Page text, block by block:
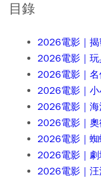
目錄
2026電影｜揭
2026電影｜
2026電影｜
2026電影｜
2026電影｜
2026電影｜
2026電影｜ 蜘
2026電影｜
2026電影｜